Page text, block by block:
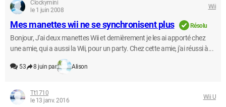
Clockymini
le 1 juin 2008
Wii
Mes manettes wii ne se synchronisent plus Résolu
Bonjour, J'ai deux manettes Wii et dernièrement je les ai apporté chez
une amie, qui a aussi la Wii, pour un party. Chez cette amie, j'ai réussi à...
53 8 juin par Alison
Tt1710
le 13 janv. 2016
Wii U